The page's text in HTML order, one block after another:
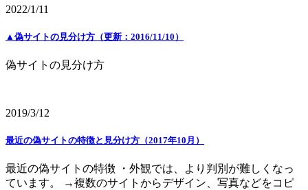
2022/1/11
▲偽サイトの見分け方（更新：2016/11/10）
偽サイトの見分け方
2019/3/12
最近の偽サイトの特徴と見分け方（2017年10月）
最近の偽サイトの特徴 ・外観では、より判別が難しくなっ
ています。 →複数のサイトからデザイン、写真などをコピ